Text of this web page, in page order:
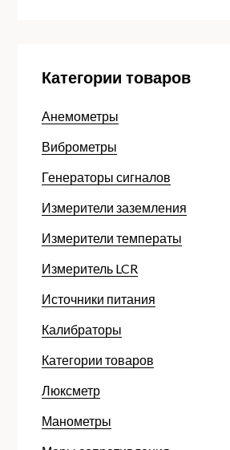
Категории товаров
Анемометры
Виброметры
Генераторы сигналов
Измерители заземления
Измерители температы
Измеритель LCR
Источники питания
Калибраторы
Категории товаров
Люксметр
Манометры